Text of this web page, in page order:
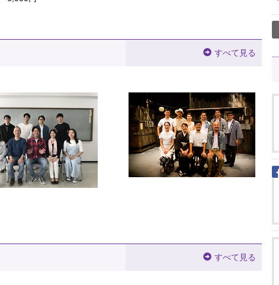
すべて見る
すべて見る